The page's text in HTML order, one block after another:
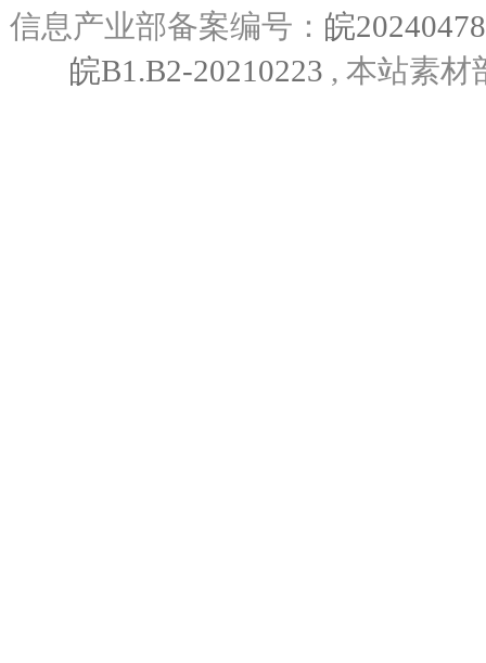
信息产业部备案编号： 皖
皖B1.B2-20210223 , 本站素材